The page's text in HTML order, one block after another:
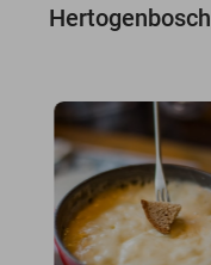
Hertogenbosch